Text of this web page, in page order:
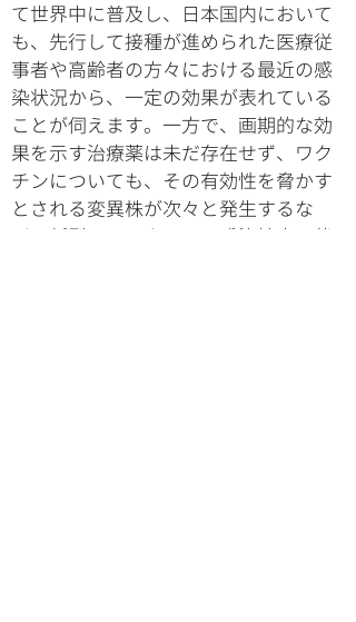
て世界中に普及し、日本国内において
も、先行して接種が進められた医療従
事者や高齢者の方々における最近の感
染状況から、一定の効果が表れている
ことが伺えます。一方で、画期的な効
果を示す治療薬は未だ存在せず、ワク
チンについても、その有効性を脅かす
とされる変異株が次々と発生するな
ど、新型コロナウイルス感染拡大の状